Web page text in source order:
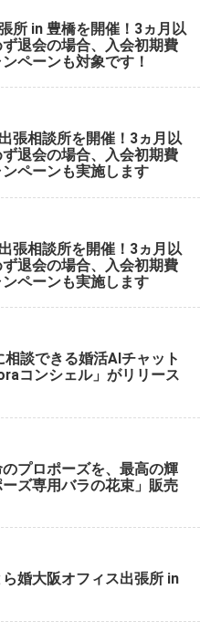
所 in 豊橋を開催！3ヵ月以
退会の場合、入会初期費
ペーンも対象です！
張相談所を開催！3ヵ月以
退会の場合、入会初期費
ペーンも実施します
張相談所を開催！3ヵ月以
退会の場合、入会初期費
ペーンも実施します
相談できる婚活AIチャット
コンシェル」がリリース
のプロポーズを、最高の輝
ズ専用バラの花束」販売
婚大阪オフィス出張所 in